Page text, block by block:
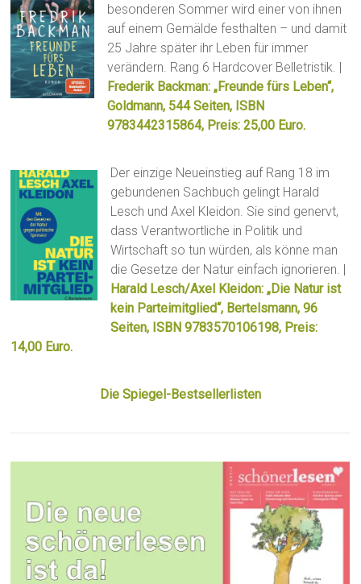
besonderen Sommer wird einer von ihnen
auf einem Gemälde festhalten – und damit
25 Jahre später ihr Leben für immer
verändern. Rang 6 Hardcover Belletristik. |
Frederik Backman: „Freunde fürs Leben“,
Goldmann, 544 Seiten, ISBN
9783442315864, Preis: 25,00 Euro.
Der einzige Neueinstieg auf Rang 18 im
gebundenen Sachbuch gelingt Harald
Lesch und Axel Kleidon. Sie sind genervt,
dass Verantwortliche in Politik und
Wirtschaft so tun würden, als könne man
die Gesetze der Natur einfach ignorieren. |
Harald Lesch/Axel Kleidon: „Die Natur ist
kein Parteimitglied“, Bertelsmann, 96
Seiten, ISBN 9783570106198, Preis:
14,00 Euro.
Die Spiegel-Bestsellerlisten